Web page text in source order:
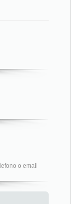
o email